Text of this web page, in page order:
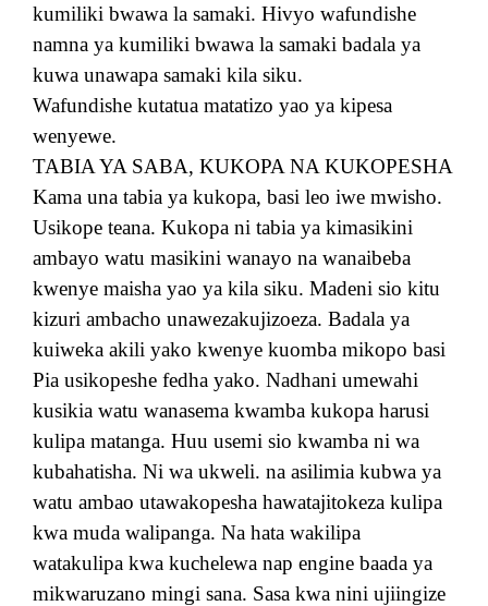
kumiliki bwawa la samaki. Hivyo wafundishe
namna ya kumiliki bwawa la samaki badala ya
kuwa unawapa samaki kila siku.
Wafundishe kutatua matatizo yao ya kipesa
wenyewe.
TABIA YA SABA, KUKOPA NA KUKOPESHA
Kama una tabia ya kukopa, basi leo iwe mwisho.
Usikope teana. Kukopa ni tabia ya kimasikini
ambayo watu masikini wanayo na wanaibeba
kwenye maisha yao ya kila siku. Madeni sio kitu
kizuri ambacho unawezakujizoeza. Badala ya
kuiweka akili yako kwenye kuomba mikopo basi
Pia usikopeshe fedha yako. Nadhani umewahi
kusikia watu wanasema kwamba kukopa harusi
kulipa matanga. Huu usemi sio kwamba ni wa
kubahatisha. Ni wa ukweli. na asilimia kubwa ya
watu ambao utawakopesha hawatajitokeza kulipa
kwa muda walipanga. Na hata wakilipa
watakulipa kwa kuchelewa nap engine baada ya
mikwaruzano mingi sana. Sasa kwa nini ujiingize